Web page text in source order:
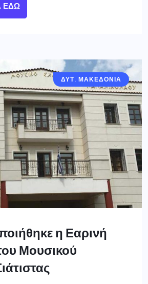
ΕΔΏ
ΔΥΤ. ΜΑΚΕΔΟΝΙΑ
η Εαρινή
Μουσικού